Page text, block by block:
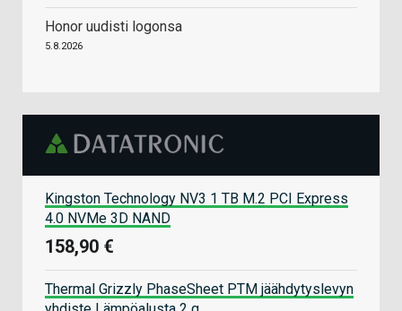
Honor uudisti logonsa
5.8.2026
Kingston Technology NV3 1 TB M.2 PCI Express
4.0 NVMe 3D NAND
158,90 €
Thermal Grizzly PhaseSheet PTM jäähdytyslevyn